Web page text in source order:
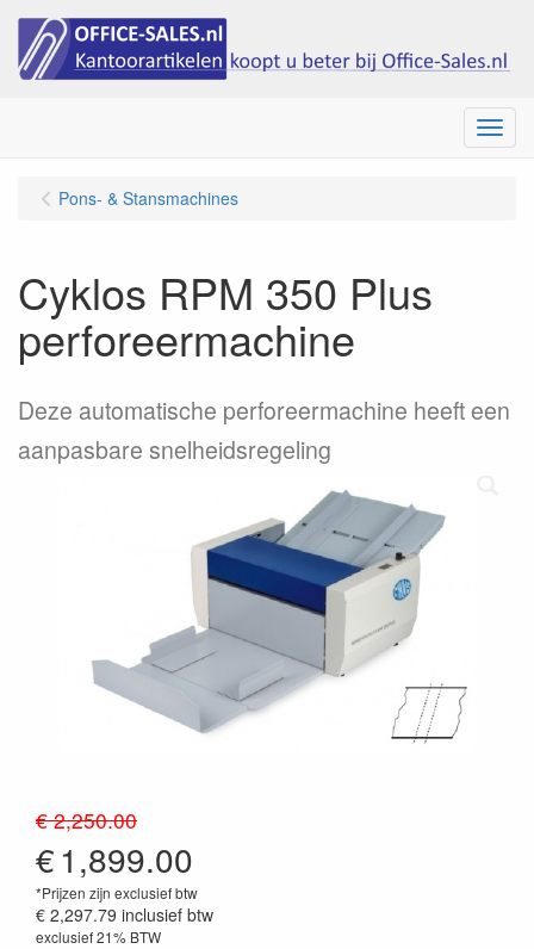
Menu
Pons- & Stansmachines
Cyklos RPM 350 Plus
perforeermachine
Deze automatische perforeermachine heeft een
aanpasbare snelheidsregeling
€ 2,250.00
€1,899.00
*Prijzen zijn exclusief btw
€ 2,297.79 inclusief btw
exclusief 21% BTW